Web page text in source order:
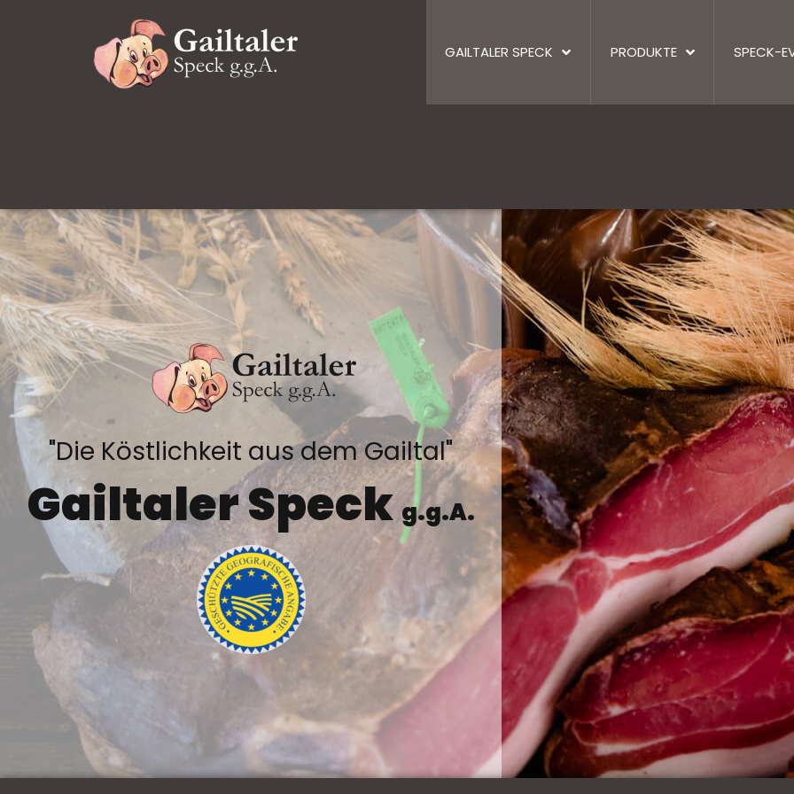
GAILTALER SPECK PRODUKTE SPECK-
"Die Köstlichkeit aus dem Gailtal"
Gailtaler Speckg.g.A.